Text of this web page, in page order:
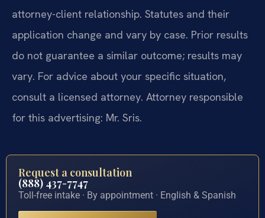
attorney-client relationship. Statutes and their
application change and vary by case. Prior results
do not guarantee a similar outcome; results may
vary. For advice about your specific situation,
consult a licensed attorney. Attorney responsible
for this advertising: Mr. Sris.
Request a consultation
(888) 437-7747
Toll-free intake · By appointment · English & Spanish